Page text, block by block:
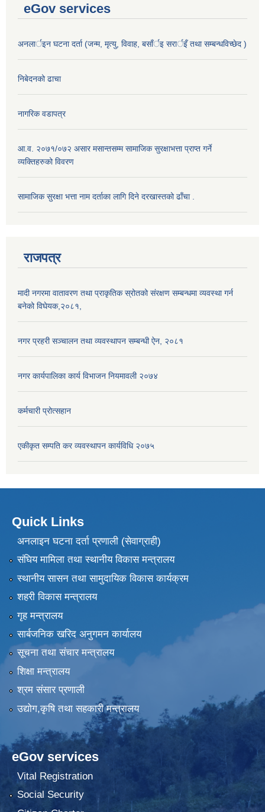
eGov services
अनलार्इन घटना दर्ता (जन्म, मृत्यु, विवाह, बसाँर्इ सरार्इँ तथा सम्बन्धविच्छेद )
निबेदनको ढाचा
नागरिक वडापत्र
आ.व. २०७१/०७२ असार मसान्तसम्म सामाजिक सुरक्षाभत्ता प्राप्त गर्ने
व्यक्तिहरुको विवरण
सामाजिक सुरक्षा भत्ता नाम दर्ताका लागि दिने दरखास्तको ढाँचा .
राजपत्र
मादी नगरमा वातावरण तथा प्राकृतिक स्रोतको संरक्षण सम्बन्धमा व्यवस्था गर्न
बनेको विघेयक,२०८१,
नगर प्रहरी सञ्चालन तथा व्यवस्थापन सम्बन्धी ऐन, २०८१
नगर कार्यपालिका कार्य विभाजन नियमावली २०७४
कर्मचारी प्रोत्सहान
एकीकृत सम्पति कर व्यवस्थापन कार्यविधि २०७५
Quick Links
अनलाइन घटना दर्ता प्रणाली (सेवाग्राही)
संघिय मामिला तथा स्थानीय विकास मन्त्रालय
स्थानीय सासन तथा सामुदायिक विकास कार्यक्रम
शहरी विकास मन्त्रालय
गृह मन्त्रालय
सार्बजनिक खरिद अनुगमन कार्यालय
सूचना तथा संचार मन्त्रालय
शिक्षा मन्त्रालय
श्रम संसार प्रणाली
उद्योग,कृषि तथा सहकारी मन्त्रालय
eGov services
Vital Registration
Social Security